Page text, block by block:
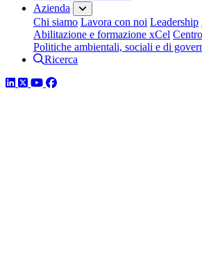
Azienda
Chi siamo Lavora con noi Leadership
Abilitazione e formazione xCel
Politiche ambientali, sociali e di
Ricerca
LinkedIn
TwitterYouTube
Facebook